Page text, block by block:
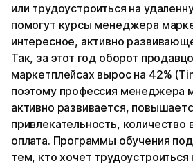
или трудоустроиться на
помогут курсы менеджера
интересное, активно
Так, за этот год оборот
маркетплейсах вырос на 42%
поэтому профессия менеджера
активно развивается,
привлекательность, количество
оплата. Программы обучения
тем, кто хочет трудоустроиться